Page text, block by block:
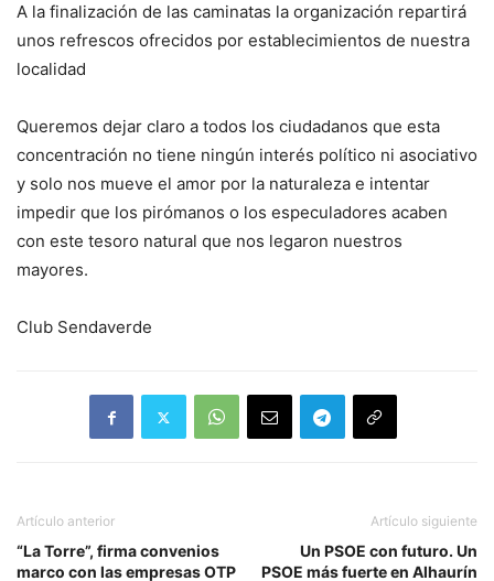
A la finalización de las caminatas la organización repartirá
unos refrescos ofrecidos por establecimientos de nuestra
localidad
Queremos dejar claro a todos los ciudadanos que esta
concentración no tiene ningún interés político ni asociativo
y solo nos mueve el amor por la naturaleza e intentar
impedir que los pirómanos o los especuladores acaben
con este tesoro natural que nos legaron nuestros
mayores.
Club Sendaverde
Artículo anterior
“La Torre”, firma convenios
marco con las empresas OTP
Artículo siguiente
Un PSOE con futuro. Un
PSOE más fuerte en Alhaurín